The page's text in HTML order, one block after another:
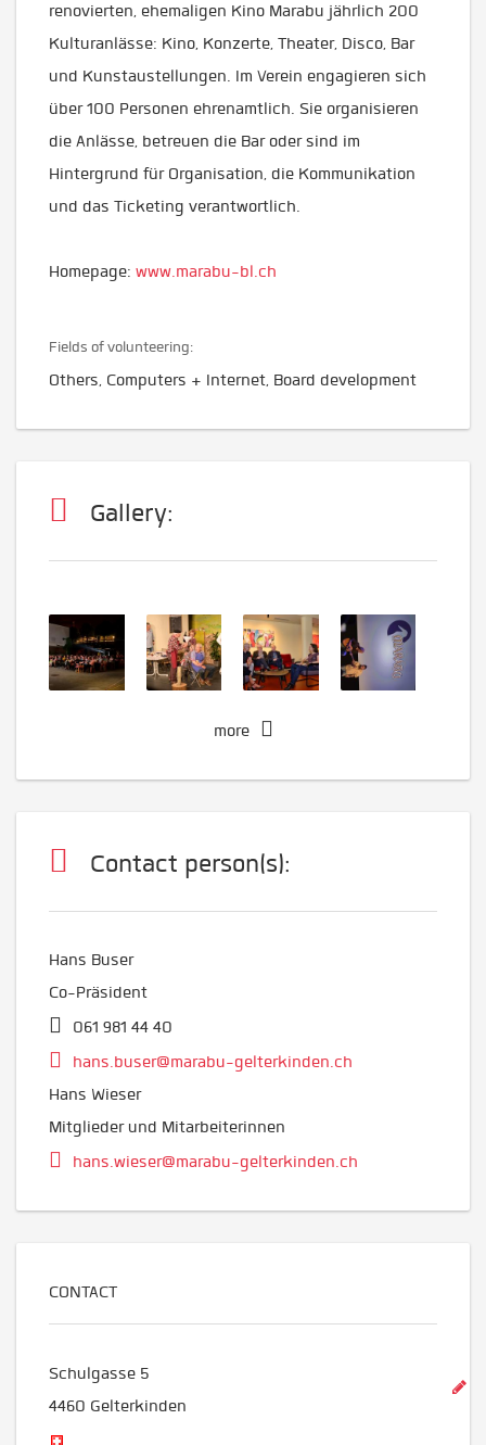
renovierten, ehemaligen Kino Marabu jährlich 200
Kulturanlässe: Kino, Konzerte, Theater, Disco, Bar
und Kunstaustellungen. Im Verein engagieren sich
über 100 Personen ehrenamtlich. Sie organisieren
die Anlässe, betreuen die Bar oder sind im
Hintergrund für Organisation, die Kommunikation
und das Ticketing verantwortlich.
Homepage: www.marabu-bl.ch
Fields of volunteering:
Others, Computers + Internet, Board development
Gallery:
more
Contact person(s):
Hans Buser
Co-Präsident
061 981 44 40
hans.buser@marabu-gelterkinden.ch
Hans Wieser
Mitglieder und Mitarbeiterinnen
hans.wieser@marabu-gelterkinden.ch
CONTACT
Schulgasse 5
4460 Gelterkinden